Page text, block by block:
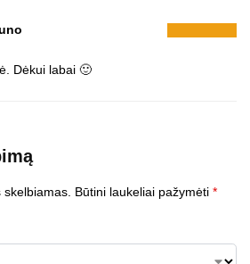
Dėkui labai 🙂
Būtini laukeliai pažymėti *